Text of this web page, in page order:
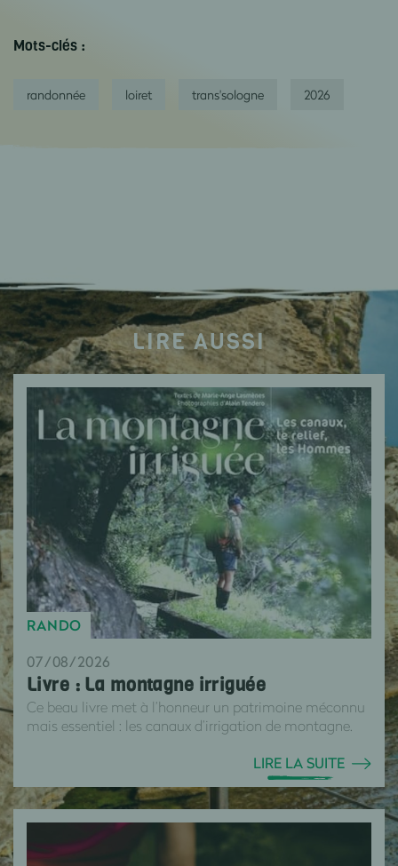
Mots-clés :
randonnée loiret trans'sologne 2026
LIRE AUSSI
RANDO
07/08/2026
Livre : La montagne irriguée
Ce beau livre met à l’honneur un patrimoine méconnu
mais essentiel : les canaux d’irrigation de montagne.
LIRE LA SUITE